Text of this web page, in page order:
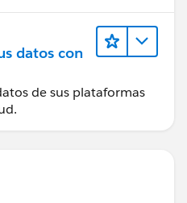
datos con
de sus plataformas